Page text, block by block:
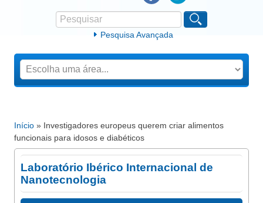
Formulário de procura
Pesquisar
Pesquisa Avançada
Está aqui
Início » Investigadores europeus querem criar alimentos
funcionais para idosos e diabéticos
Laboratório Ibérico Internacional de
Nanotecnologia